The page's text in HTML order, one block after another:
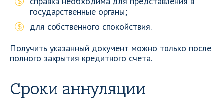
государственные органы;
для собственного спокойствия.
Получить указанный документ можно только после
полного закрытия кредитного счета.
Сроки аннуляции